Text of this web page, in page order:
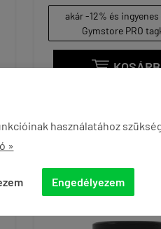
használatához
»
Engedélyezem
akár -12% és
Gymstore PRO
